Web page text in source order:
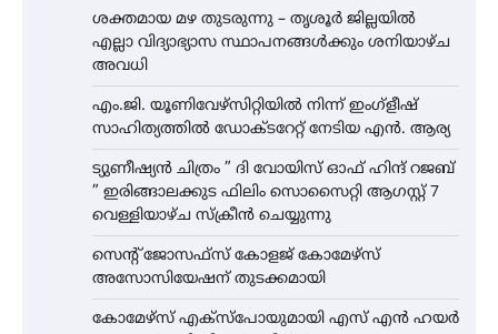
ശക്തമായ മഴ തുടരുന്നു – തൃശൂർ ജില്ലയിൽ
എല്ലാ വിദ്യാഭ്യാസ സ്ഥാപനങ്ങൾക്കും ശനിയാഴ്ച
അവധി
എം.ജി. യൂണിവേഴ്‌സിറ്റിയിൽ നിന്ന് ഇംഗ്ളീഷ്
സാഹിത്യത്തിൽ ഡോക്ടറേറ്റ് നേടിയ എൻ. ആര്യ
ട്യുണീഷ്യൻ ചിത്രം ” ദി വോയിസ് ഓഫ് ഹിന്ദ് റജബ്
” ഇരിങ്ങാലക്കുട ഫിലിം സൊസൈറ്റി ആഗസ്റ്റ് 7
വെള്ളിയാഴ്ച സ്‌ക്രീൻ ചെയ്യുന്നു
സെന്റ് ജോസഫ്സ് കോളജ് കോമേഴ്‌സ്
അസോസിയേഷന് തുടക്കമായി
കോമേഴ്സ് എക്സ്പോയുമായി എസ് എൻ ഹയർ